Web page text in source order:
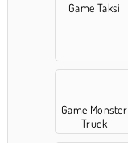
Game Taksi
Game Monster
Truck